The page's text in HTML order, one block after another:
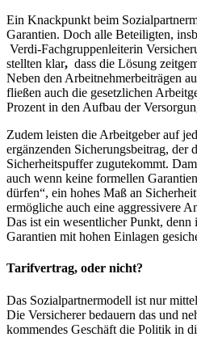
Ein Knackpunkt beim
Garantien. Doch alle Beteiligten,
Verdi-Fach­grup­penlei­te­rin
stellten klar, dass die Lösung
Neben den Arbeitnehmerbeiträgen
fließen auch die gesetzlichen
Prozent in den Aufbau der
Zudem leisten die Arbeitgeber auf
ergänzenden Sicherungsbeitrag,
Sicherheitspuffer zugutekommt.
auch wenn keine formellen
dürfen“, ein hohes Maß an
ermögliche auch eine aggressivere
Das ist ein wesentlicher Punkt,
Garantien mit hohen Einlagen
Tarifvertrag, oder nicht?
Das Sozialpartnermodell ist nur
Die Versicherer bedauern das und
kommendes Geschäft die Politik in